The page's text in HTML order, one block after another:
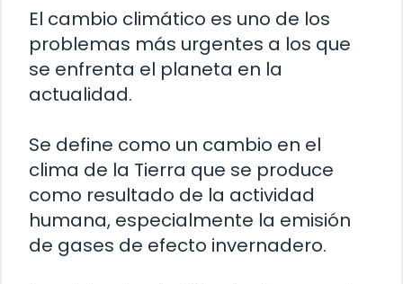
El cambio climático es uno de los
problemas más urgentes a los que
se enfrenta el planeta en la
actualidad.
Se define como un cambio en el
clima de la Tierra que se produce
como resultado de la actividad
humana, especialmente la emisión
de gases de efecto invernadero.